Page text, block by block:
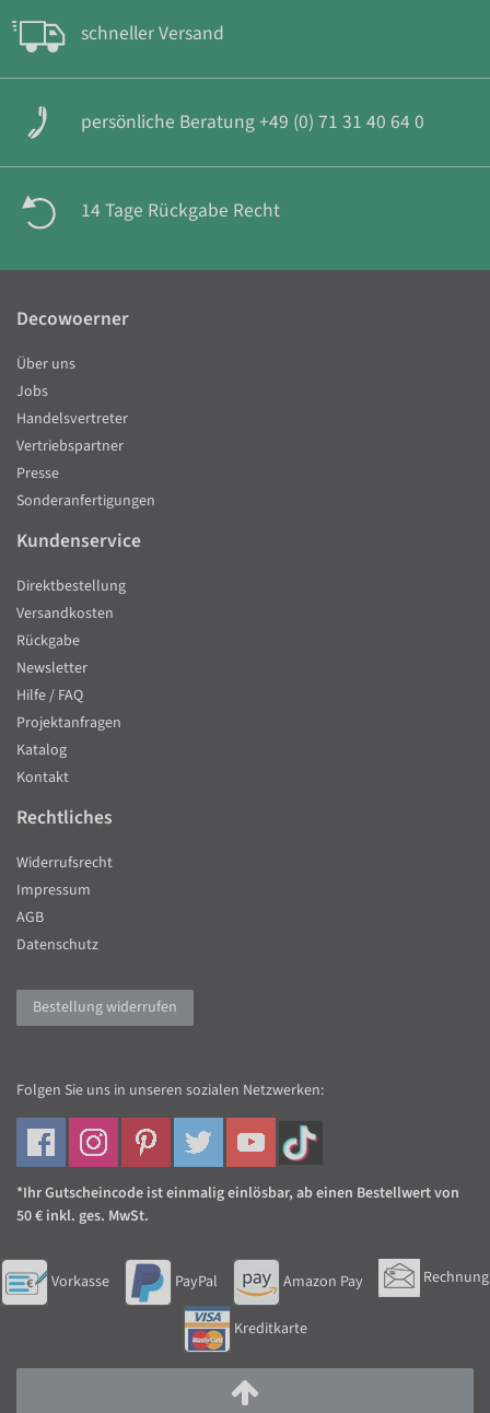
schneller Versand
persönliche Beratung +49 (0) 71 31 40 64 0
14 Tage Rückgabe Recht
Decowoerner
Über uns
Jobs
Handelsvertreter
Vertriebspartner
Presse
Sonderanfertigungen
Kundenservice
Direktbestellung
Versandkosten
Rückgabe
Newsletter
Hilfe / FAQ
Projektanfragen
Katalog
Kontakt
Rechtliches
Widerrufsrecht
Impressum
AGB
Datenschutz
Bestellung widerrufen
Folgen Sie uns in unseren sozialen Netzwerken:
*Ihr Gutscheincode ist einmalig einlösbar, ab einen Bestellwert von
50 € inkl. ges. MwSt.
Vorkasse PayPal Amazon Pay Rechnung
Kreditkarte